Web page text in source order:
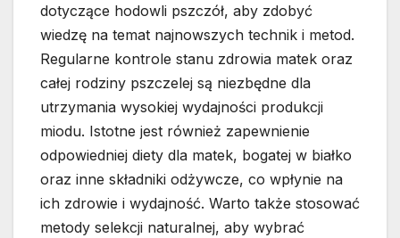
dotyczące hodowli pszczół, aby zdobyć
wiedzę na temat najnowszych technik i metod.
Regularne kontrole stanu zdrowia matek oraz
całej rodziny pszczelej są niezbędne dla
utrzymania wysokiej wydajności produkcji
miodu. Istotne jest również zapewnienie
odpowiedniej diety dla matek, bogatej w białko
oraz inne składniki odżywcze, co wpłynie na
ich zdrowie i wydajność. Warto także stosować
metody selekcji naturalnej, aby wybrać